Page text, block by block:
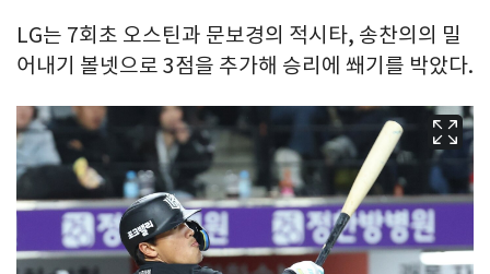
LG는 7회초 오스틴과 문보경의 적시타, 송찬의의 밀
어내기 볼넷으로 3점을 추가해 승리에 쐐기를 박았다.